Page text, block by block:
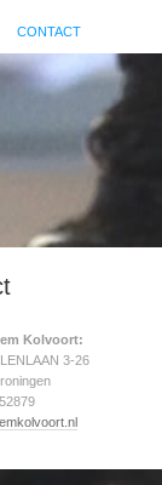
CONTACT
Kolvoort:
3-26